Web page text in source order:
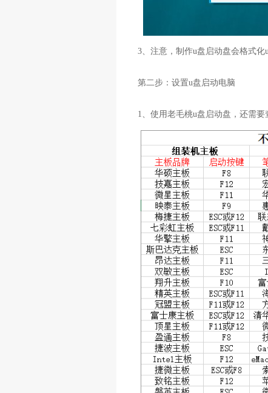
3、注意，制作u盘启动盘会格式化
第二步：设置u盘启动电脑
1、使用老毛桃u盘启动盘，还需